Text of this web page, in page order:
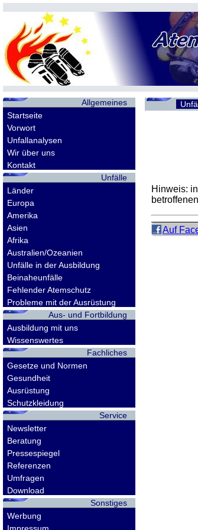
Allgemeines
Startseite
Vorwort
Unfallanalysen
Wir über uns
Kontakt
Unfälle
Länder
Europa
Amerika
Asien
Afrika
Australien/Ozeanien
Unfälle in der Ausbildung
Beinaheunfälle
Fehlender Atemschutz
Probleme mit der Ausrüstung
Aus- und Fortbildung
Ausbildung mit uns
Wissenswertes
Fachliches
Gesetze und Normen
Gesundheit
Ausrüstung
Schutzkleidung
Service
Newsletter
Beratung
Pressespiegel
Referenzen
Umfragen
Download
Sonstiges
Werbung
Hinweis:
betroffenen
Auf